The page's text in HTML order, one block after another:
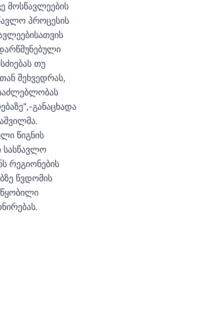
მოსწავლეების
პროცესის
თუ
შეხვედრას,
განაცხადა
წიგნის
სასწავლო
რეგიონების
წვდომის